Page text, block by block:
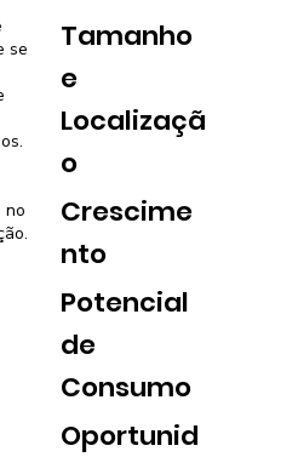
se
no
Tamanho
e
Localizaçã
o
Crescime
nto
Potencial
de
Consumo
Oportunid